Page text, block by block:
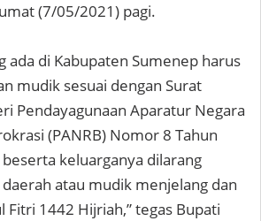
(7/05/2021) pagi.
ada di Kabupaten Sumenep harus
mudik sesuai dengan Surat
Pendayagunaan Aparatur Negara
(PANRB) Nomor 8 Tahun
keluarganya dilarang
atau mudik menjelang dan
Fitri 1442 Hijriah,” tegas Bupati